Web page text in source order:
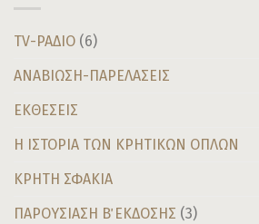
TV-ΡΑΔΙΟ (6)
ΑΝΑΒΙΩΣΗ-ΠΑΡΕΛΑΣΕΙΣ
ΕΚΘΕΣΕΙΣ
Η ΙΣΤΟΡΙΑ ΤΩΝ ΚΡΗΤΙΚΩΝ ΟΠΛΩΝ
ΚΡΗΤΗ ΣΦΑΚΙΑ
ΠΑΡΟΥΣΙΑΣΗ Β΄ ΕΚΔΟΣΗΣ (3)